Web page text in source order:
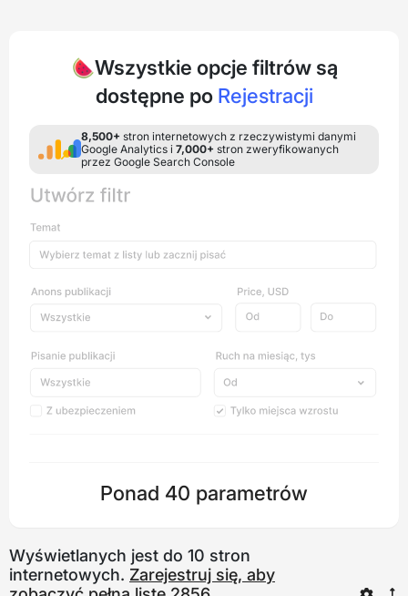
🍉Wszystkie opcje filtrów są
dostępne po Rejestracji
8,500+ stron internetowych z rzeczywistymi danymi
Google Analytics i 7,000+ stron zweryfikowanych
przez Google Search Console
Ponad 40 parametrów
Wyświetlanych jest do 10 stron
internetowych. Zarejestruj się, aby